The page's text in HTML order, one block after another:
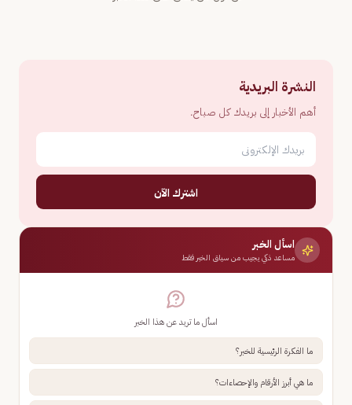
النشرة البريدية
أهم الأخبار إلى بريدك كل صباح.
اشترك الآن
اسأل الخبر
مساعد ذكي يجيب من سياق الخبر فقط
اسأل ما تريد عن هذا الخبر
ما الفكرة الرئيسية للخبر؟
ما هي أبرز الأرقام والإحصاءات؟